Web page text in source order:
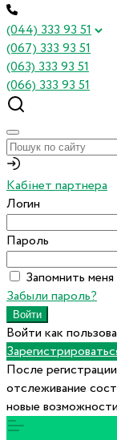
(044) 333 93 51
(067) 333 93 51
(063) 333 93 51
(066) 333 93 51
Кабінет партнера
Логин
Пароль
Запомнить меня
Забыли пароль?
Войти как
После
отслеживание
новые возможности